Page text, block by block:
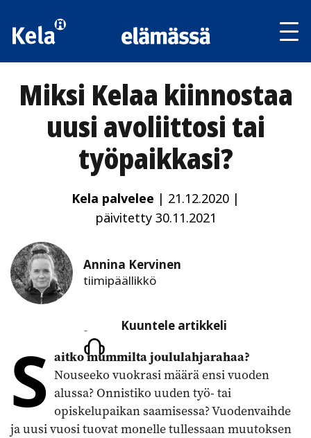
Miksi Kelaa kiinnostaa
uusi avoliittosi tai
työpaikkasi?
Kela palvelee | 21.12.2020 |
päivitetty 30.11.2021
Annina Kervinen
tiimipäällikkö
Kuuntele
artikkeli
Kuuntele artikkeli
S aitko mummilta joululahjarahaa?
Nouseeko vuokrasi määrä ensi vuoden
alussa? Onnistiko uuden työ- tai
opiskelupaikan saamisessa? Vuodenvaihde
ja uusi vuosi tuovat monelle tullessaan muutoksen